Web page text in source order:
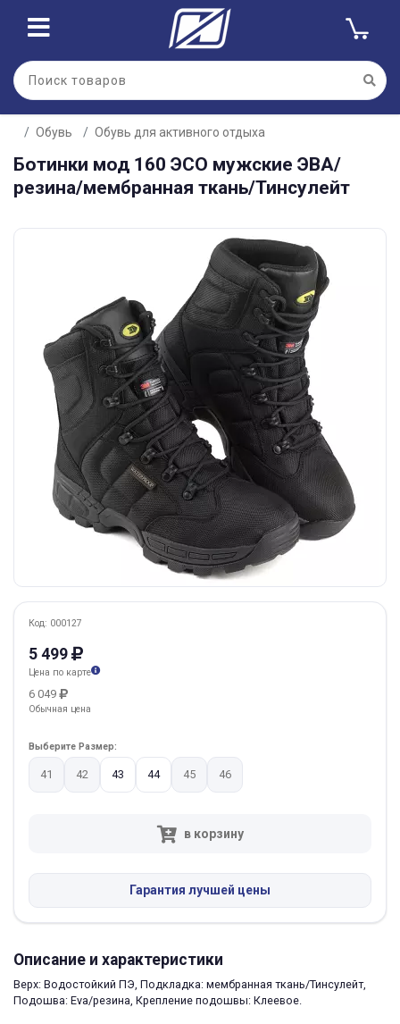
Обувь Обувь для активного отдыха
Ботинки мод 160 ЭСО мужские ЭВА/
резина/мембранная ткань/Тинсулейт
Код: 000127
5 499
Цена по карте
6 049
Обычная цена
Выберите Размер:
41 42 43 44 45 46
в корзину
Гарантия лучшей цены
Описание и характеристики
Верх: Водостойкий ПЭ, Подкладка: мембранная ткань/Тинсулейт,
Подошва: Eva/резина, Крепление подошвы: Клеевое.